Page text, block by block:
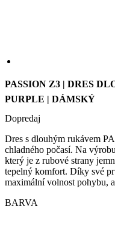
PASSION Z3 | DRES
PURPLE | DÁMSKÝ
Dopredaj
Dres s dlouhým rukávem
chladného počasí. Na
který je z rubové strany
tepelný komfort. Díky své
maximální volnost pohybu,
BARVA